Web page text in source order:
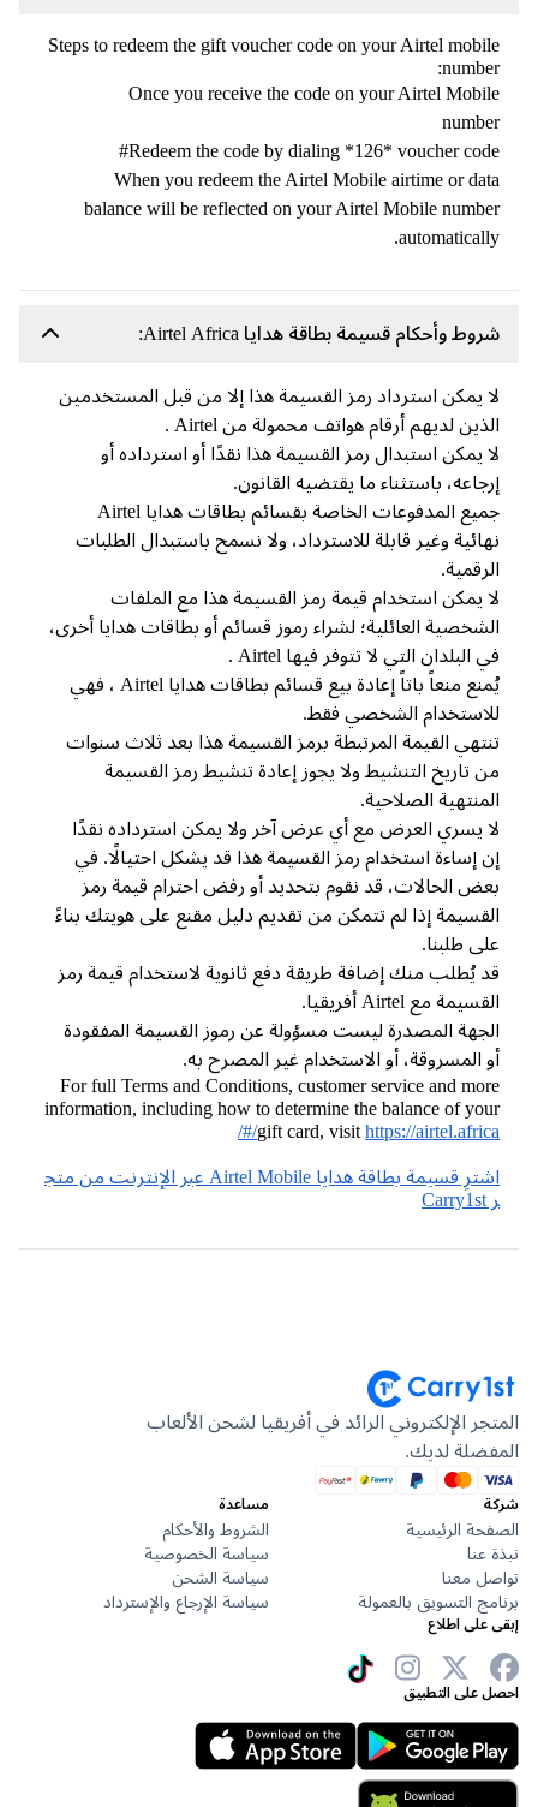
Steps to redeem the gift voucher code on your Airtel mobile
number:
Once you receive the code on your Airtel Mobile
number
Redeem the code by dialing *126* voucher code#
When you redeem the Airtel Mobile airtime or data
balance will be reflected on your Airtel Mobile number
automatically.
شروط وأحكام قسيمة بطاقة هدايا Airtel Africa:
لا يمكن استرداد رمز القسيمة هذا إلا من قبل المستخدمين
الذين لديهم أرقام هواتف محمولة من Airtel .
لا يمكن استبدال رمز القسيمة هذا نقدًا أو استرداده أو
إرجاعه، باستثناء ما يقتضيه القانون.
جميع المدفوعات الخاصة بقسائم بطاقات هدايا Airtel
نهائية وغير قابلة للاسترداد، ولا نسمح باستبدال الطلبات
الرقمية.
لا يمكن استخدام قيمة رمز القسيمة هذا مع الملفات
الشخصية العائلية؛ لشراء رموز قسائم أو بطاقات هدايا أخرى،
في البلدان التي لا تتوفر فيها Airtel .
يُمنع منعاً باتاً إعادة بيع قسائم بطاقات هدايا Airtel ، فهي
للاستخدام الشخصي فقط.
تنتهي القيمة المرتبطة برمز القسيمة هذا بعد ثلاث سنوات
من تاريخ التنشيط ولا يجوز إعادة تنشيط رمز القسيمة
المنتهية الصلاحية.
لا يسري العرض مع أي عرض آخر ولا يمكن استرداده نقدًا
إن إساءة استخدام رمز القسيمة هذا قد يشكل احتيالًا. في
بعض الحالات، قد نقوم بتحديد أو رفض احترام قيمة رمز
القسيمة إذا لم تتمكن من تقديم دليل مقنع على هويتك بناءً
على طلبنا.
قد يُطلب منك إضافة طريقة دفع ثانوية لاستخدام قيمة رمز
القسيمة مع Airtel أفريقيا.
الجهة المصدرة ليست مسؤولة عن رموز القسيمة المفقودة
أو المسروقة، أو الاستخدام غير المصرح به.
For full Terms and Conditions, customer service and more
information, including how to determine the balance of your
gift card, visit https://airtel.africa/#/
اشترِ قسيمة بطاقة هدايا Airtel Mobile عبر الإنترنت من متج
ر Carry1st
المتجر الإلكتروني الرائد في أفريقيا لشحن الألعاب
المفضلة لديك.
شركة
الصفحة الرئيسية
نبذة عنا
تواصل معنا
برنامج التسويق بالعمولة
مساعدة
الشروط والأحكام
سياسة الخصوصية
سياسة الشحن
سياسة الإرجاع والإسترداد
إبقى على اطلاع
احصل على التطبيق